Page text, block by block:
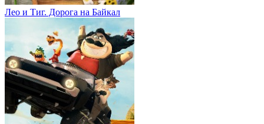
Лео и Тиг. Дорога на Байкал